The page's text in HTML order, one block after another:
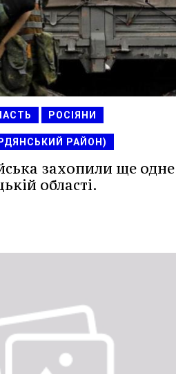
РОСІЯНИ
РАЙОН)
захопили ще одне
області.